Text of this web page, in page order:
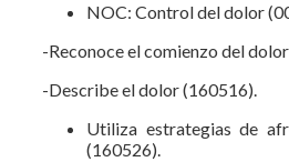
NOC: Control del dolor
-Reconoce el comienzo del
-Describe el dolor (160516).
Utiliza estrategias de
(160526).